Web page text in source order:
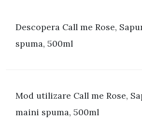
Descopera Call me Rose,
spuma, 500ml
Mod utilizare Call me Rose,
maini spuma, 500ml